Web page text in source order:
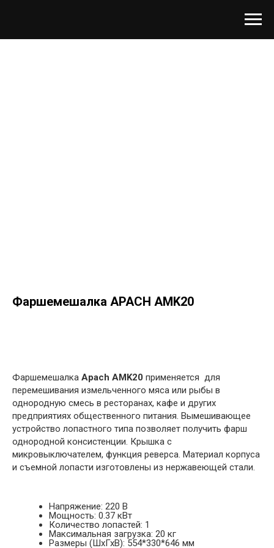
Фаршемешалка APACH AMK20
Фаршемешалка Apach AMK20 применяется для
перемешивания измельченного мяса или рыбы в
однородную смесь в ресторанах, кафе и других
предприятиях общественного питания. Вымешивающее
устройство лопастного типа позволяет получить фарш
однородной консистенции. Крышка с
микровыключателем, функция реверса. Материал корпуса
и съемной лопасти изготовлены из нержавеющей стали.
Напряжение: 220 В
Мощность: 0.37 кВт
Количество лопастей: 1
Максимальная загрузка: 20 кг
Размеры (ШхГхВ): 554*330*646 мм